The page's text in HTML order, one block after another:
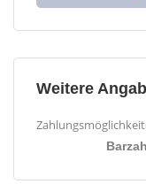
Weitere